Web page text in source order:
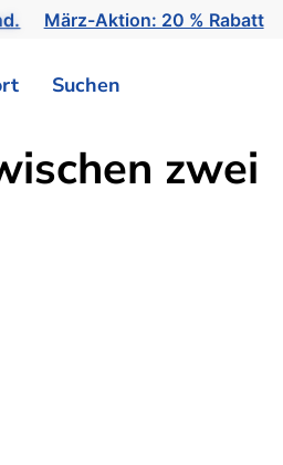
März-Aktion: 20 % Rabatt
Suchen
zwei